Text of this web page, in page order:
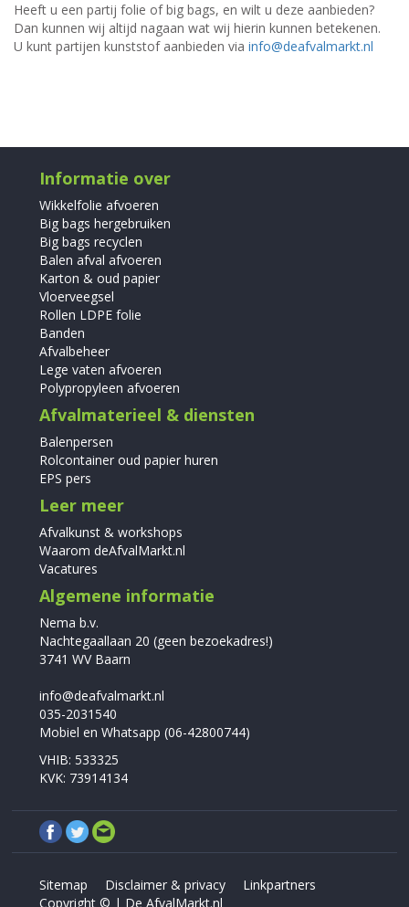
Heeft u een partij folie of big bags, en wilt u deze aanbieden?
Dan kunnen wij altijd nagaan wat wij hierin kunnen betekenen.
U kunt partijen kunststof aanbieden via info@deafvalmarkt.nl
Informatie over
Wikkelfolie afvoeren
Big bags hergebruiken
Big bags recyclen
Balen afval afvoeren
Karton & oud papier
Vloerveegsel
Rollen LDPE folie
Banden
Afvalbeheer
Lege vaten afvoeren
Polypropyleen afvoeren
Afvalmaterieel & diensten
Balenpersen
Rolcontainer oud papier huren
EPS pers
Leer meer
Afvalkunst & workshops
Waarom deAfvalMarkt.nl
Vacatures
Algemene informatie
Nema b.v.
Nachtegaallaan 20 (geen bezoekadres!)
3741 WV Baarn
info@deafvalmarkt.nl
035-2031540
Mobiel en Whatsapp (06-42800744)
VHIB: 533325
KVK: 73914134
Sitemap Disclaimer & privacy
Linkpartners
Copyright © | De AfvalMarkt.nl